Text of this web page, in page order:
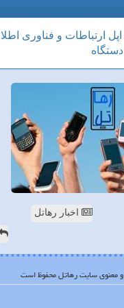
اپل ارتباطات و فناوری
دستگاه
اخبار رهاتل